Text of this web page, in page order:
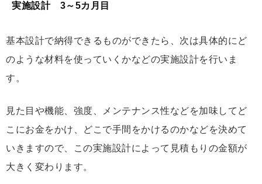
実施設計 3～5カ月目
基本設計で納得できるものができたら、次は具体的にど
のような材料を使っていくかなどの実施設計を行いま
す。
見た目や機能、強度、メンテナンス性などを加味してど
こにお金をかけ、どこで手間をかけるのかなどを決めて
いきますので、この実施設計によって見積もりの金額が
大きく変わります。